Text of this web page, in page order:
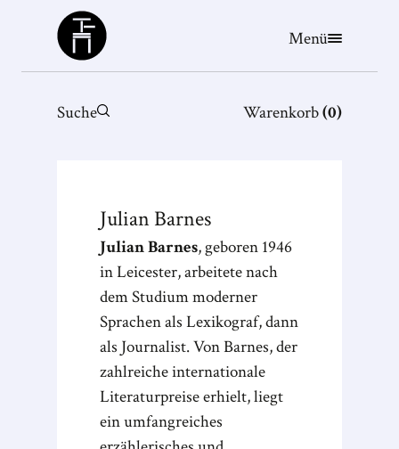
Büchergilde
Menü
Suche Warenkorb(0)
JulianBarnes
Julian Barnes, geboren 1946
in Leicester, arbeitete nach
dem Studium moderner
Sprachen als Lexikograf, dann
als Journalist. Von Barnes, der
zahlreiche internationale
Literaturpreise erhielt, liegt
ein umfangreiches